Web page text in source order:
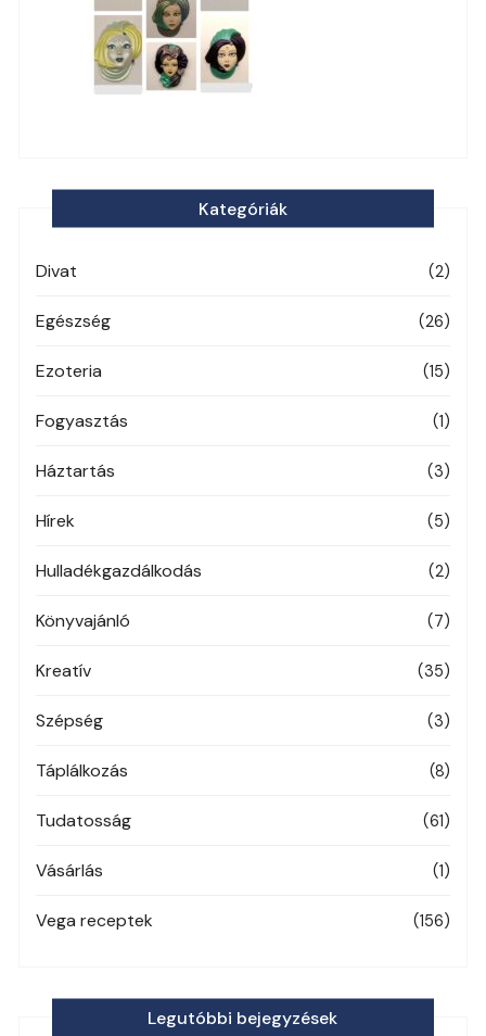
Kategóriák
Divat (2)
Egészség (26)
Ezoteria (15)
Fogyasztás (1)
Háztartás (3)
Hírek (5)
Hulladékgazdálkodás (2)
Könyvajánló (7)
Kreatív (35)
Szépség (3)
Táplálkozás (8)
Tudatosság (61)
Vásárlás (1)
Vega receptek (156)
Legutóbbi bejegyzések